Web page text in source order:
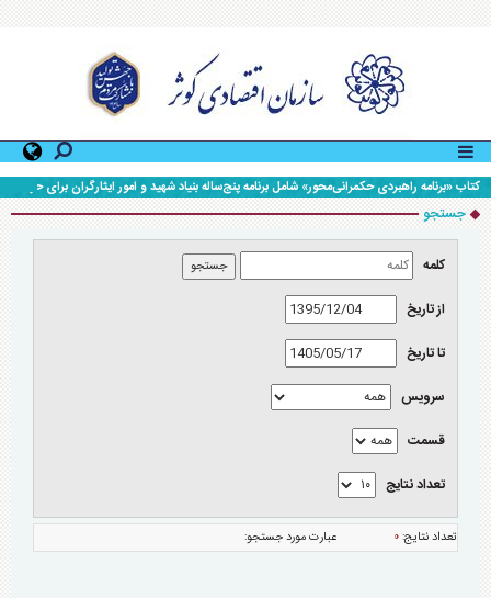
کتاب «برنامه راهبردی حکمرانی‌محور» شامل برنامه پنج‌ساله بنیاد شهید و امور ایثارگران برای حرکت تا
افق ۱۴۱۰، رونمایی شد.جستجو
کلمه
از تاريخ
تا تاریخ
سرویس
قسمت
تعداد نتايج
تعداد نتايج:۰ عبارت مورد جستجو: